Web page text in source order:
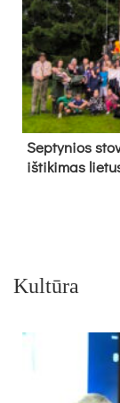
Sep­ty­nios
iš­ti­ki­mas
Kultūra